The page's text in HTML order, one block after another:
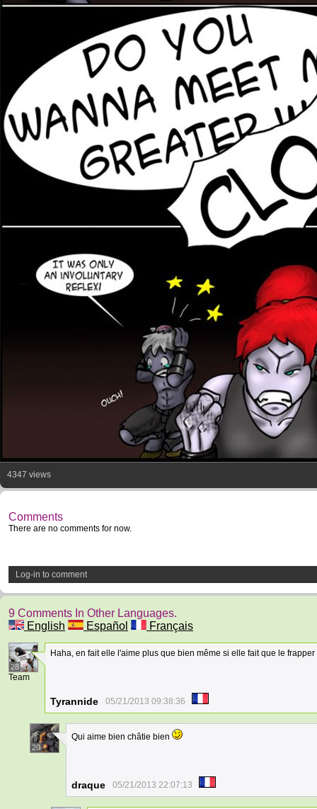
4347 views
Comments
There are no comments for now.
Log-in to comment
9 Comments In Other Languages.
English
Español Français
28
Team
Haha, en fait elle l'aime plus que bien même si elle fait que le
Tyrannide 05/21/2013 09:38:36
20
Qui aime bien châtie bien
draque 05/21/2013 22:07:13